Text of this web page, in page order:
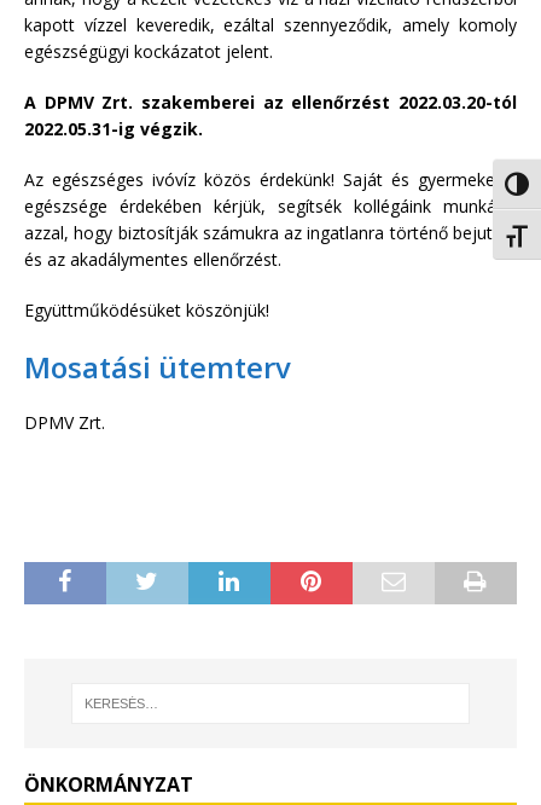
kapott vízzel keveredik, ezáltal szennyeződik, amely komoly
egészségügyi kockázatot jelent.
A DPMV Zrt. szakemberei az ellenőrzést 2022.03.20-tól
2022.05.31-ig végzik.
Az egészséges ivóvíz közös érdekünk! Saját és gyermekeink
egészsége érdekében kérjük, segítsék kollégáink munkáját
azzal, hogy biztosítják számukra az ingatlanra történő bejutást
és az akadálymentes ellenőrzést.
Együttműködésüket köszönjük!
Mosatási ütemterv
DPMV Zrt.
ÖNKORMÁNYZAT